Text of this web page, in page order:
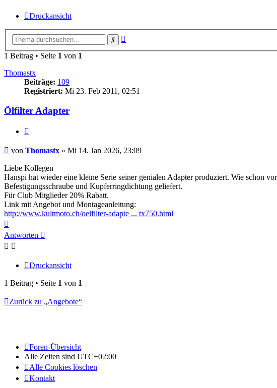
Druckansicht
Suche
1 Beitrag • Seite 1 von 1
Thomastx
Beiträge: 109
Registriert: Mi 23. Feb 2011, 02:51
Ölfilter Adapter
Beitrag
von Thomastx » Mi 14. Jan 2026, 23:09
Liebe Kollegen
Hanspi hat wieder eine kleine Serie seiner genialen Adapter produziert. Wie schon
Befestigungsschraube und Kupferringdichtung geliefert.
Für Club Mitglieder 20% Rabatt.
Link mit Angebot und Montageanleitung:
http://www.kultmoto.ch/oelfilter-adapte ... tx750.html
oben
Antworten
Druckansicht
1 Beitrag • Seite 1 von 1
Zurück zu „Angebote“
Foren-Übersicht
Alle Zeiten sind UTC+02:00
Alle Cookies löschen
Kontakt